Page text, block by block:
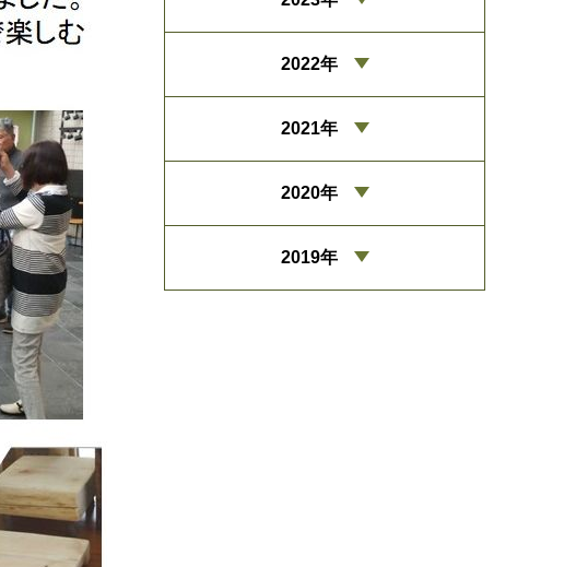
2022年
2021年
2020年
2019年